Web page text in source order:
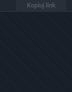
Kopiuj link